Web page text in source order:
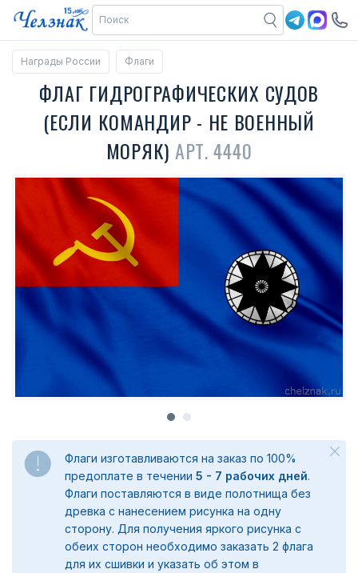
Награды России Флаги
ФЛАГ ГИДРОГРАФИЧЕСКИХ СУДОВ
(ЕСЛИ КОМАНДИР - НЕ ВОЕННЫЙ
МОРЯК) АРТ. 4440
Флаги изготавливаются на заказ по 100%
предоплате в течении 5 - 7 рабочих дней.
Флаги поставляются в виде полотнища без
древка с нанесением рисунка на одну
сторону. Для получения яркого рисунка с
обеих сторон необходимо заказать 2 флага
для их сшивки и указать об этом в